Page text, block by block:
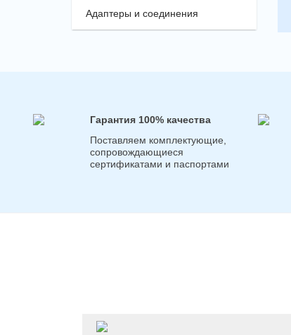
Адаптеры и соединения
Гарантия 100% качества
Поставляем комплектующие,
сопровождающиеся
сертификатами и паспортами